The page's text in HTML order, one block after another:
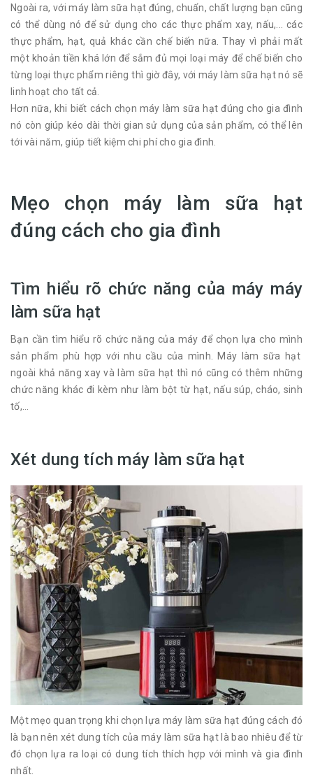
Ngoài ra, với máy làm sữa hạt đúng, chuẩn, chất lượng bạn cũng
có thể dùng nó để sử dụng cho các thực phẩm xay, nấu,... các
thực phẩm, hạt, quả khác cần chế biến nữa. Thay vì phải mất
một khoản tiền khá lớn để sắm đủ mọi loại máy để chế biến cho
từng loại thực phẩm riêng thì giờ đây, với máy làm sữa hạt nó sẽ
linh hoạt cho tất cả.
Hơn nữa, khi biết cách chọn máy làm sữa hạt đúng cho gia đình
nó còn giúp kéo dài thời gian sử dụng của sản phẩm, có thể lên
tới vài năm, giúp tiết kiệm chi phí cho gia đình.
Mẹo chọn máy làm sữa hạt
đúng cách cho gia đình
Tìm hiểu rõ chức năng của máy máy
làm sữa hạt
Bạn cần tìm hiểu rõ chức năng của máy để chọn lựa cho mình
sản phẩm phù hợp với nhu cầu của mình. Máy làm sữa hạt
ngoài khả năng xay và làm sữa hạt thì nó cũng có thêm những
chức năng khác đi kèm như làm bột từ hạt, nấu súp, cháo, sinh
tố,...
Xét dung tích máy làm sữa hạt
Một mẹo quan trọng khi chọn lựa máy làm sữa hạt đúng cách đó
là bạn nên xét dung tích của máy làm sữa hạt là bao nhiêu để từ
đó chọn lựa ra loại có dung tích thích hợp với mình và gia đình
nhất.